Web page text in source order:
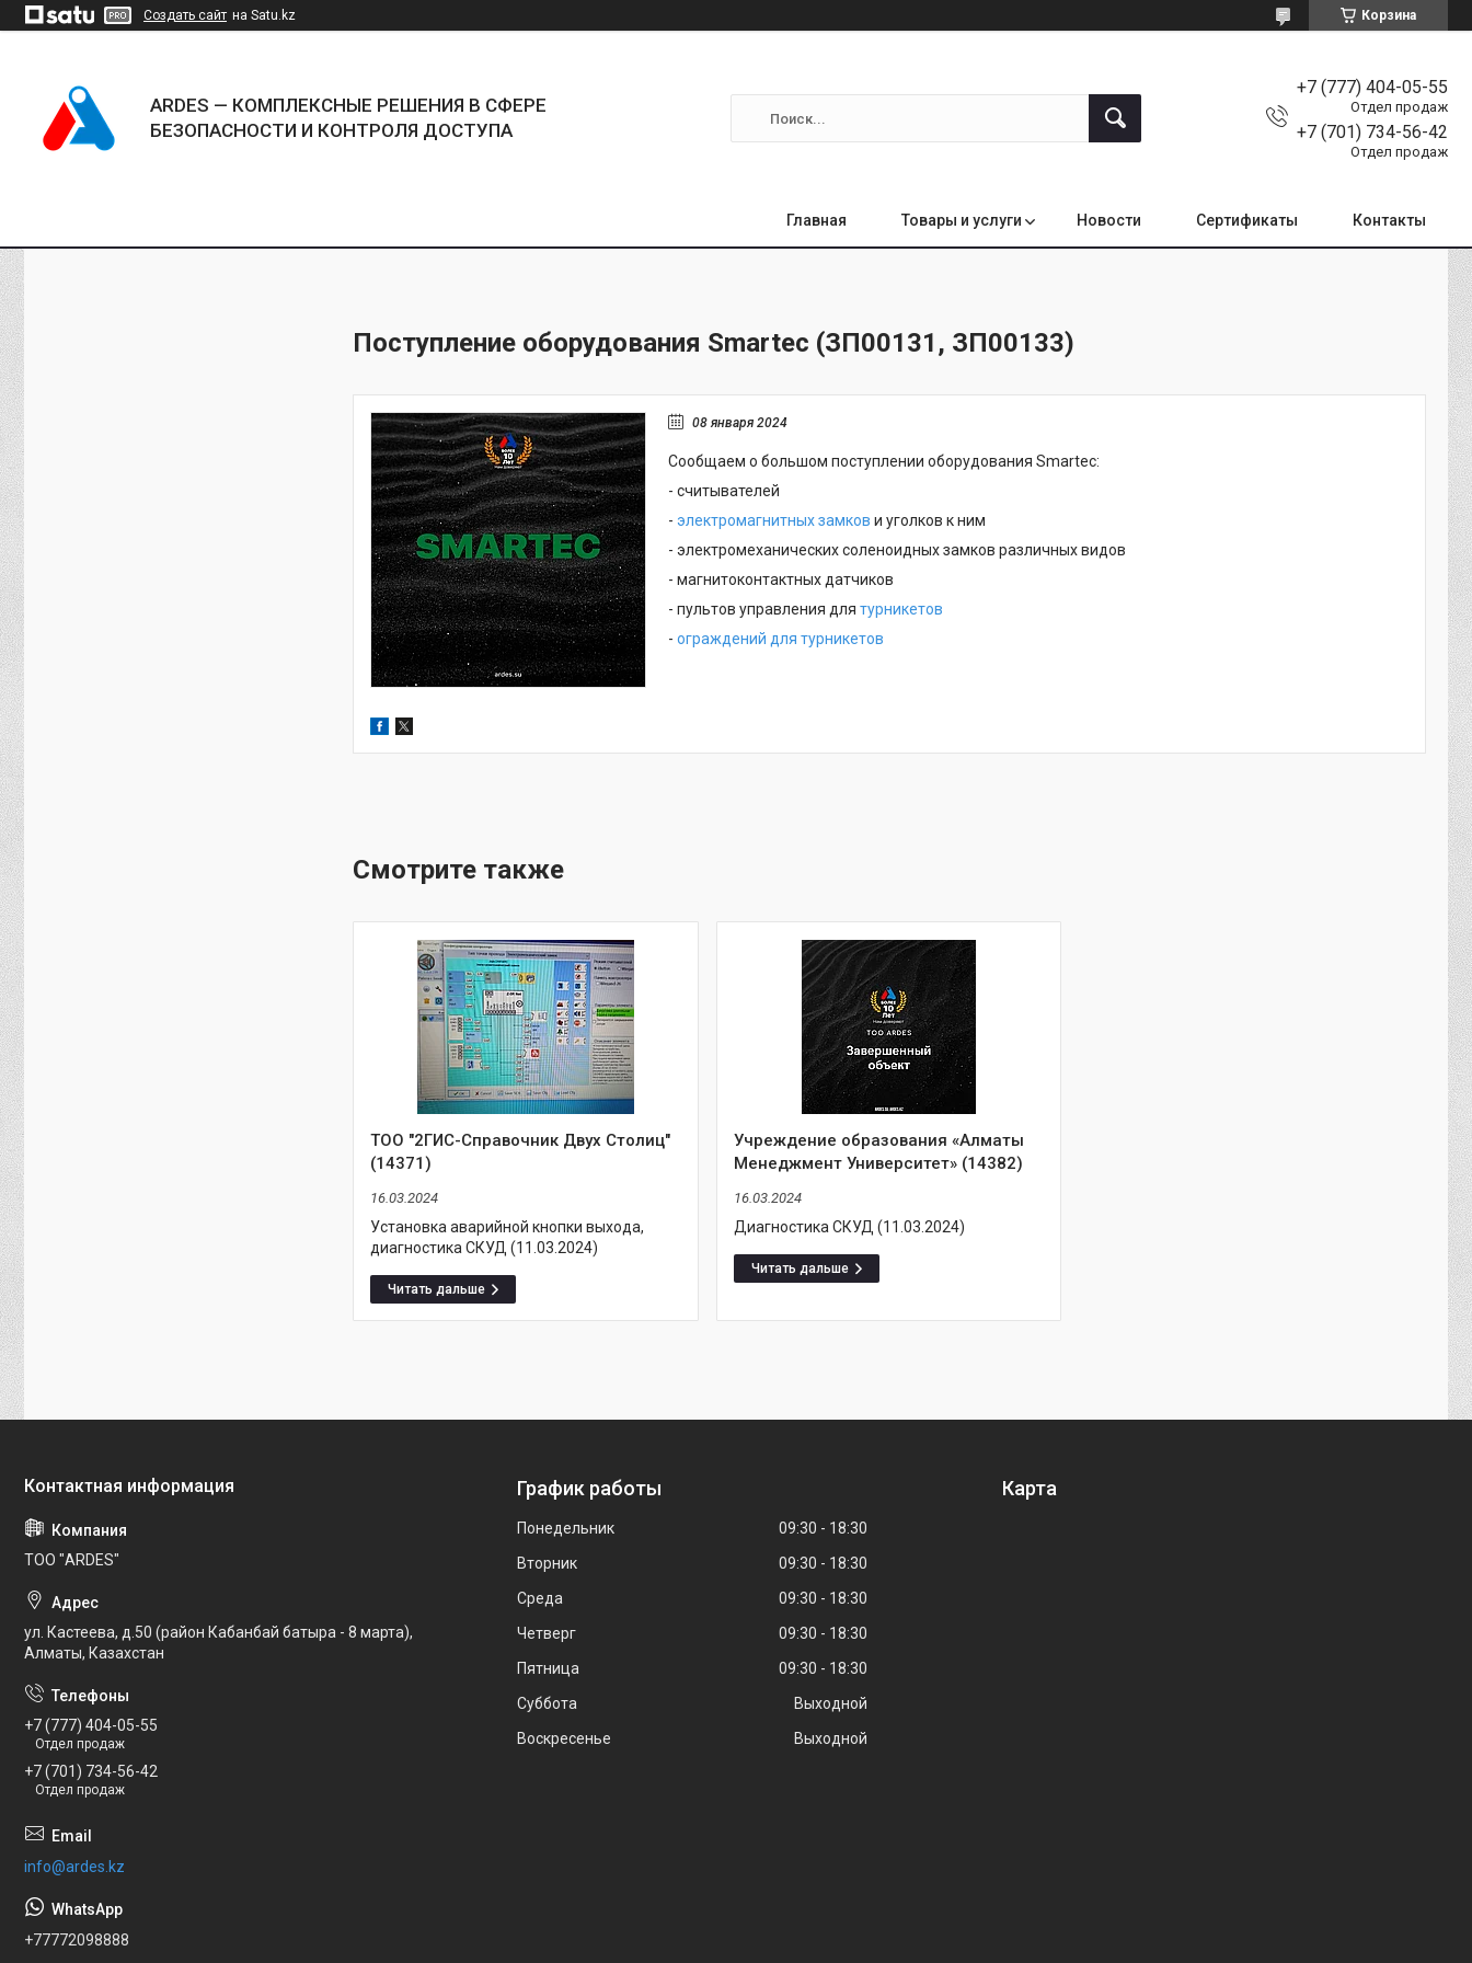
Создать сайт на Satu.kz Корзина
ARDES — КОМПЛЕКСНЫЕ РЕШЕНИЯ В СФЕРЕ
БЕЗОПАСНОСТИ И КОНТРОЛЯ ДОСТУПА
+7 (777) 404-05-55
Отдел продаж
+7 (701) 734-56-42
Отдел продаж
Главная Товары и услуги Новости Сертификаты Контакты
Поступление оборудования Smartec (ЗП00131, ЗП00133)
08 января 2024
Сообщаем о большом поступлении оборудования Smartec:
- считывателей
- электромагнитных замков и уголков к ним
- электромеханических соленоидных замков различных видов
- магнитоконтактных датчиков
- пультов управления для турникетов
- ограждений для турникетов
ТОО "2ГИС-Справочник Двух Столиц"
(14371)
16.03.2024
Установка аварийной кнопки выхода,
диагностика СКУД (11.03.2024)
Учреждение образования «Алматы
Менеджмент Университет» (14382)
16.03.2024
Диагностика СКУД (11.03.2024)
ТОО "ARDES"
ул. Кастеева, д.50 (район Кабанбай батыра - 8 марта),
Алматы, Казахстан
+7 (777) 404-05-55
Отдел продаж
+7 (701) 734-56-42
Отдел продаж
info@ardes.kz
+77772098888
График работы
Понедельник 09:30
18:30
Вторник
09:30
18:30
Среда
09:30
18:30
Четверг
09:30
18:30
Пятница
09:30
18:30
Суббота
Выходной
Воскресенье
Выходной
Карта